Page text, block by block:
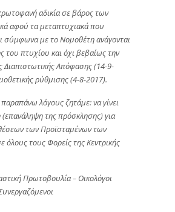
αδικία σε βάρος των
αφού τα μεταπτυχιακά που
σύμφωνα με το Νομοθέτη ανάγονται
του πτυχίου και όχι βεβαίως την
Διαπιστωτικής Απόφασης (14-9-
ρύθμισης (4-8-2017).
λόγους ζητάμε: να γίνει
της πρόσκλησης) για
των Προϊσταμένων των
όλους τους Φορείς της Κεντρικής
Πρωτοβουλία – Οικολόγοι